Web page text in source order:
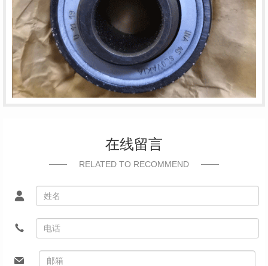
在线留言
RELATED TO RECOMMEND